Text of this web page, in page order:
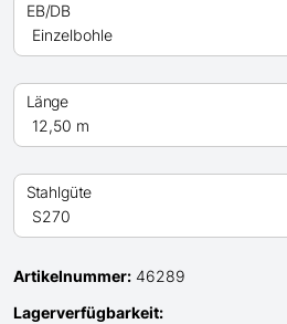
EB/DB
Länge
Stahlgüte
Artikelnummer: 46289
Lagerverfügbarkeit: